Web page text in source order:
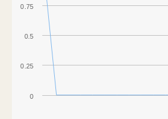
0
0.25
0.5
0.75